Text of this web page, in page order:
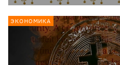
ЭКОНОМИКА